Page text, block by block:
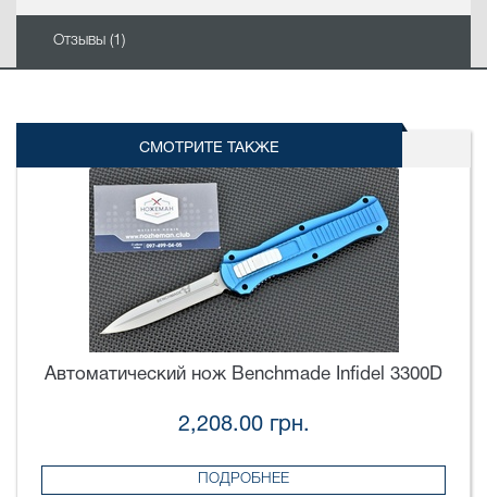
Отзывы (1)
СМОТРИТЕ ТАКЖЕ
Автоматический нож Benchmade Infidel 3300D
2,208.00 грн.
ПОДРОБНЕЕ